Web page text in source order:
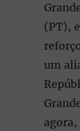
(PT),
um